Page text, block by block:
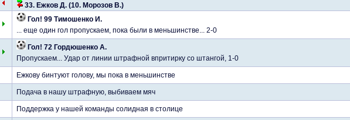
33. Ежков Д. (10. Морозов В.)
Гол! 99 Тимошенко И.
... еще один гол пропускаем, пока были в меньшинстве... 2-0
Гол! 72 Гордюшенко А.
Пропускаем... Удар от линии штрафной впритирку со штангой, 1-0
Ежкову бинтуют голову, мы пока в меньшинстве
Подача в нашу штрафную, выбиваем мяч
Поддержка у нашей команды солидная в столице